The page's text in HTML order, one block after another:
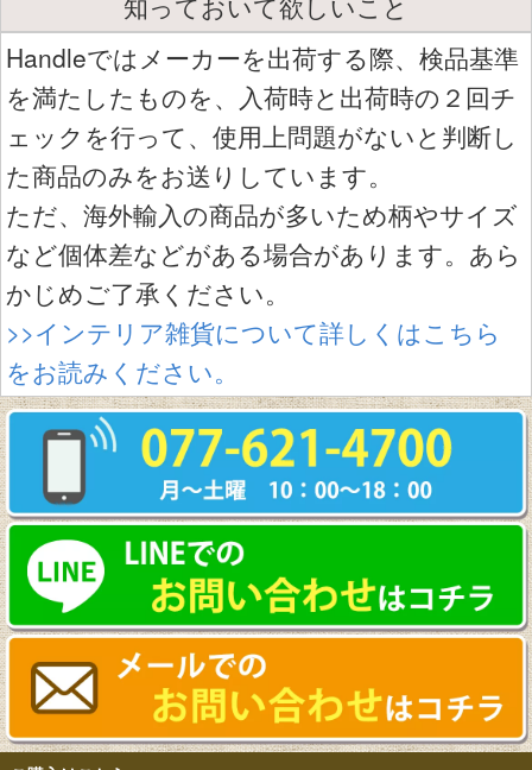
Handleではメーカーを出荷する際、検品基準
を満たしたものを、入荷時と出荷時の２回チ
ェックを行って、使用上問題がないと判断し
た商品のみをお送りしています。
ただ、海外輸入の商品が多いため柄やサイズ
など個体差などがある場合があります。あら
かじめご了承ください。
>>インテリア雑貨について詳しくはこちら
をお読みください。